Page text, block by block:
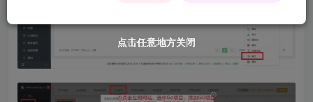
点击任意地方关闭
点击任意地方关闭
点击任意地方关闭
点击任意地方关闭
点击任意地方关闭
点击任意地方关闭